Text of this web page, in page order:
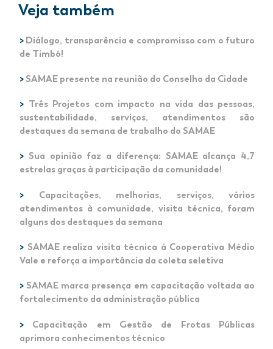
Veja também
> Diálogo, transparência e compromisso com o futuro
de Timbó!
> SAMAE presente na reunião do Conselho da Cidade
> Três Projetos com impacto na vida das pessoas,
sustentabilidade, serviços, atendimentos são
destaques da semana de trabalho do SAMAE
> Sua opinião faz a diferença: SAMAE alcança 4,7
estrelas graças à participação da comunidade!
>
Capacitações, melhorias, serviços, vários
atendimentos à comunidade, visita técnica, foram
alguns dos destaques da semana
> SAMAE realiza visita técnica à Cooperativa Médio
Vale e reforça a importância da coleta seletiva
> SAMAE marca presença em capacitação voltada ao
fortalecimento da administração pública
>
Capacitação em Gestão de Frotas Públicas
aprimora conhecimentos técnico